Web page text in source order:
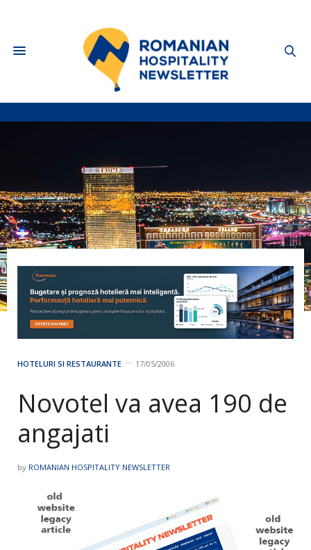
HOTELURI SI RESTAURANTE 17/05/2006
Novotel va avea 190 de
angajati
by ROMANIAN HOSPITALITY NEWSLETTER